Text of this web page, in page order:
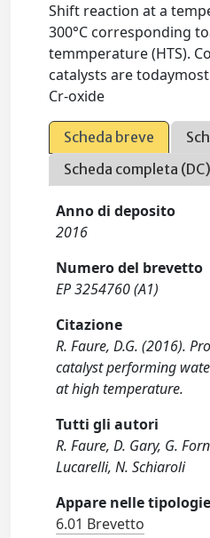
Shift reaction at a
300°C corresponding
temmperature (HTS).
catalysts are
Cr-oxide
Scheda breve
Scheda completa (DC)
Anno di deposito
2016
Numero del brevetto
EP 3254760 (A1)
Citazione
R. Faure, D.G. (2016).
catalyst performing
at high temperature.
Tutti gli autori
R. Faure, D. Gary, G.
Lucarelli, N. Schiaroli
Appare nelle
6.01 Brevetto